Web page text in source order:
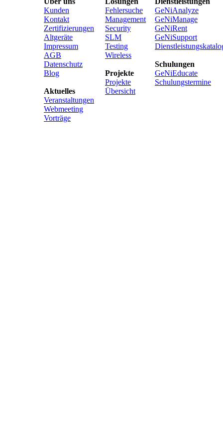
Kunden
Kontakt
Zertifizierungen
Altgeräte
Impressum
AGB
Datenschutz
Blog
Aktuelles
Veranstaltungen
Webmeeting
Vorträge
Fehlersuche
Management
Security
SLM
Testing
Wireless
Projekte
Projekte
Übersicht
GeNiAnalyze
GeNiManage
GeNiRent
GeNiSupport
Schulungen
GeNiEducate
Schulungstermine